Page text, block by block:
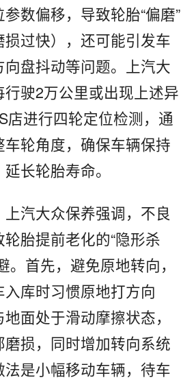
数偏移，导致轮胎“偏磨”
损过快），还可能引发车
盘抖动等问题。上汽大
驶2万公里或出现上述异
店进行四轮定位检测，通
轮角度，确保车辆保持
长轮胎寿命。
汽大众保养强调，不良
胎提前老化的“隐形杀
。首先，避免原地转向，
库时习惯原地打方向
面处于滑动摩擦状态，
损，同时增加转向系统
是小幅移动车辆，待车